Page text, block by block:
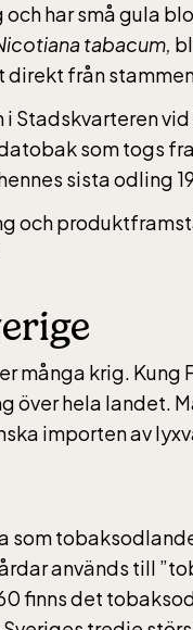
har små gula
tabacum,
direkt från
Stadskvarteren
som togs
sista odling
och
krig. Kung
hela landet.
importen av
som
används till
finns det
i entrén